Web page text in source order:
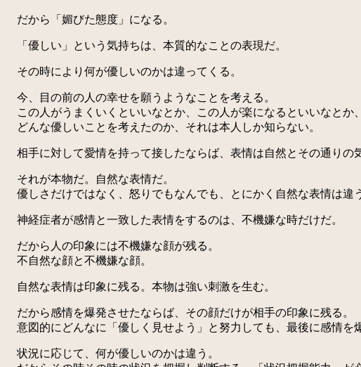
だから「媚びた態度」になる。
「優しい」という気持ちは、本質的なことの表現だ。
その時により何が優しいのかは違ってくる。
今、目の前の人の幸せを願うようなことを考える。
この人がうまくいくといいなとか、この人が楽になるといいなとか
どんな優しいことを考えたのか、それは本人しか知らない。
相手に対して愛情を持って接したならば、表情は自然とその通りの
それが本物だ。自然な表情だ。
優しさだけではなく、怒りでもなんでも、とにかく自然な表情は違
神経症者が感情と一致した表情をするのは、不機嫌な時だけだ。
だから人の印象には不機嫌な顔が残る。
不自然な顔と不機嫌な顔。
自然な表情は印象に残る。本物は強い刺激を生む。
だから感情を爆発させたならば、その顔だけが相手の印象に残る。
意図的にどんなに「優しく見せよう」と努力しても、最後に感情を
状況に応じて、何が優しいのかは違う。